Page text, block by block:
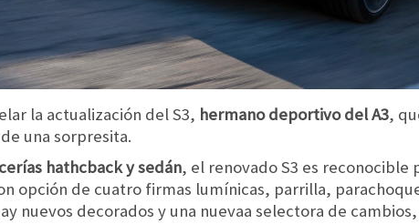
la actualización del S3, hermano deportivo del A3,
una sorpresita.
hathcback y sedán, el renovado S3 es reconocible
opción de cuatro firmas lumínicas, parrilla,
nuevos decorados y una nuevaa selectora de